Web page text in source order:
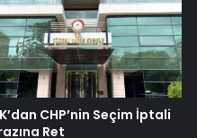
CHP’nin Seçim İptali
Ret